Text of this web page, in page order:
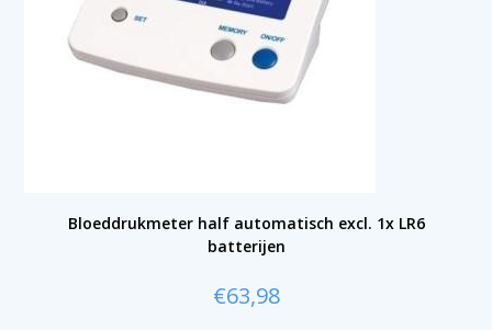
Bloeddrukmeter half automatisch excl. 1x LR6
batterijen
€63,98